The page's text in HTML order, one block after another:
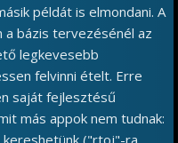
példát is elmondani. A
a bázis tervezésénél az
legkevesebb
felvinni ételt. Erre
saját fejlesztésű
más appok nem tudnak:
("rtoj"-ra